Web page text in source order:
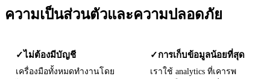
ความเป็นส่วนตัวและความปลอดภัย
✓ไม่ต้องมีบัญชี
เครื่องมือทั้งหมดทำงานโดย
✓การเก็บข้อมูลน้อยที่สุด
เราใช้ analytics ที่เคารพ